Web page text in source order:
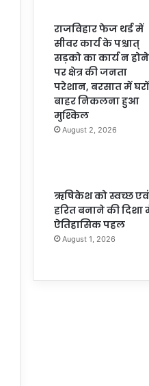
राजविहार फेज थर्ड में
सीवर कार्य के पश्चात्
सड़को का कार्य न होने
पर क्षेत्र की जनता
परेशान, बरसात में
बाहर निकलना हुआ
मुश्किल
August 2, 2026
ऋषिकेश को स्वच्छ एवं
हरित बनाने की दिशा
ऐतिहासिक पहल
August 1, 2026